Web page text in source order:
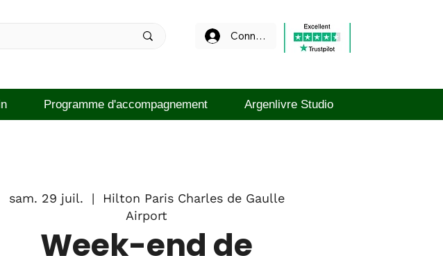
Connexion
Programme d'accompagnement Argenlivre Studio
sam. 29 juil.
  |
Hilton Paris Charles de Gaulle
Airport
Week-end de